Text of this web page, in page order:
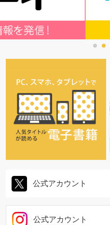
公式アカウント
公式アカウント